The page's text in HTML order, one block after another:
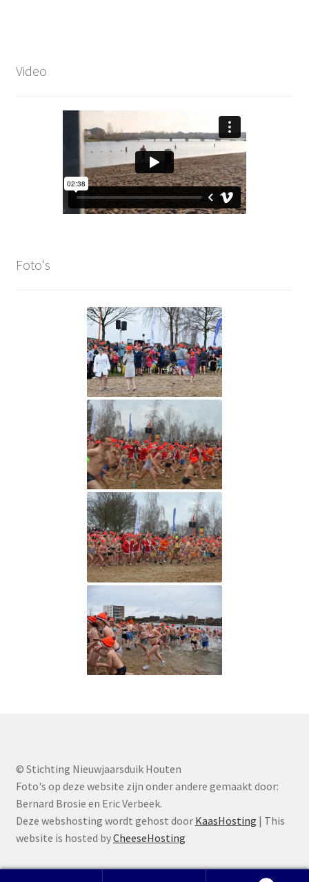
Video
Foto's
© Stichting Nieuwjaarsduik Houten
Foto's op deze website zijn onder andere gemaakt door:
Bernard Brosie en Eric Verbeek.
Deze webshosting wordt gehost door KaasHosting | This
website is hosted byCheeseHosting